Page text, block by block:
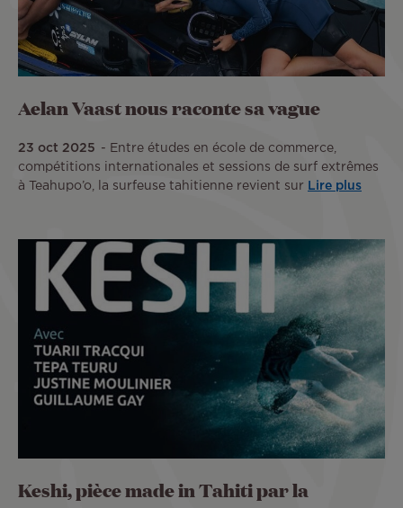
Aelan Vaast nous raconte sa vague
23 oct 2025
Entre études en école de commerce,
compétitions internationales et sessions de surf extrêmes
à Teahupo’o, la surfeuse tahitienne revient sur
Lire plus
Keshi, pièce made in Tahiti par la